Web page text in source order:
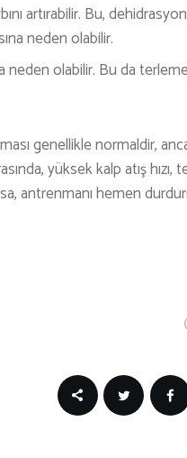
artırabilir. Bu,
neden olabilir.
neden olabilir. Bu da
genellikle normaldir,
yüksek kalp atış hızı,
antrenmanı hemen